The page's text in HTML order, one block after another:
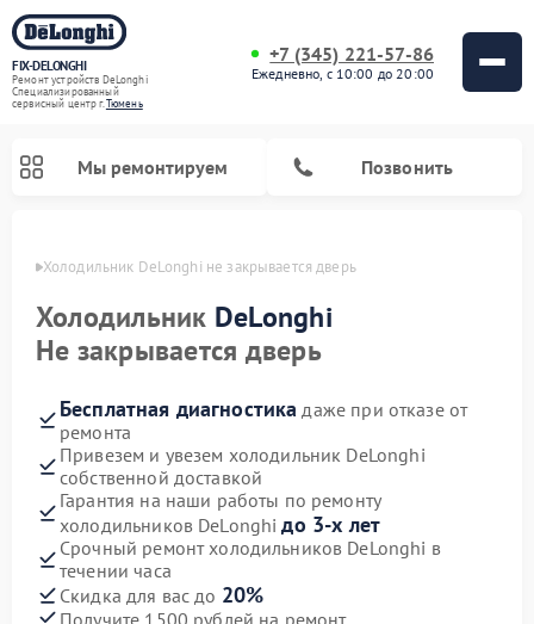
FIX-DELONGHI
Ремонт устройств DeLonghi
Специализированный
cервисный центр г.Тюмень
+7 (345) 221-57-86
Ежедневно, с 10:00 до 20:00
Мы ремонтируем Позвонить
Холодильник DeLonghi не закрывается дверь
Холодильник DeLonghi
Не закрывается дверь
Бесплатная диагностика даже при отказе от
ремонта
Привезем и увезем холодильник DeLonghi
собственной доставкой
Гарантия на наши работы по ремонту
холодильников DeLonghiдо 3-х лет
Срочный ремонт холодильников DeLonghi в
течении часа
Скидка для вас до 20%
Получите 1500 рублей на ремонт